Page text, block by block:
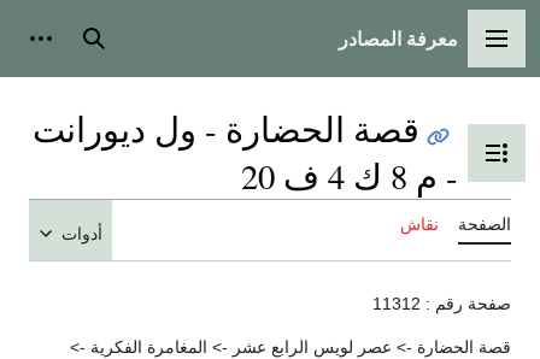
القائمة الرئيسية
معرفة المصادر بحث
تبديل عرض جدول المحتويات
قصة الحضارة - ول ديورانت
- م 8 ك 4 ف 20
الصفحة نقاش أدوات
صفحة رقم : 11312
قصة الحضارة -> عصر لويس الرابع عشر -> المغامرة الفكرية ->